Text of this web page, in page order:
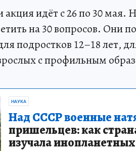
акция идёт с 26 по 30
на 30 вопросов. Они
подростков 12–18 лет,
с профильным
НАУКА
Над СССР военные
пришельцев: как
изучала